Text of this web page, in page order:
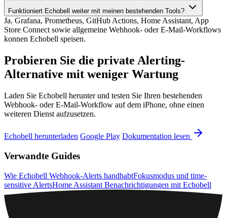
Funktioniert Echobell weiter mit meinen bestehenden Tools?
Ja. Grafana, Prometheus, GitHub Actions, Home Assistant, App
Store Connect sowie allgemeine Webhook- oder E-Mail-Workflows
konnen Echobell speisen.
Probieren Sie die private Alerting-
Alternative mit weniger Wartung
Laden Sie Echobell herunter und testen Sie Ihren bestehenden
Webhook- oder E-Mail-Workflow auf dem iPhone, ohne einen
weiteren Dienst aufzusetzen.
Echobell herunterladen Google Play Dokumentation lesen
Verwandte Guides
Wie Echobell Webhook-Alerts handhabtFokusmodus und time-
sensitive AlertsHome Assistant Benachrichtigungen mit Echobell